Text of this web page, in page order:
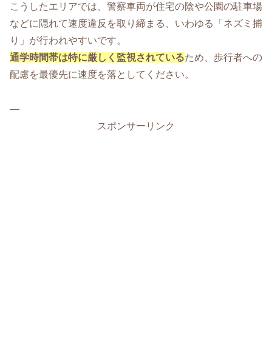
こうしたエリアでは、警察車両が住宅の陰や公園の駐車場
などに隠れて速度違反を取り締まる、いわゆる「ネズミ捕
り」が行われやすいです。
通学時間帯は特に厳しく監視されているため、歩行者への
配慮を最優先に速度を落としてください。
—
スポンサーリンク